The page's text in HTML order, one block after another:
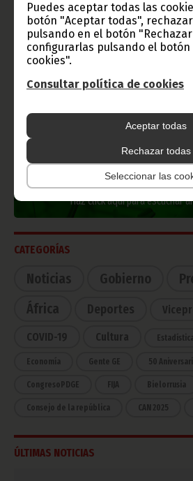
Puedes aceptar todas las
botón "Aceptar todas",
pulsando en el botón
configurarlas pulsando el botón
cookies".
Consultar política de cookies
Aceptar todas
Rechazar todas
Seleccionar las
Información de
Radio Nacional de
Ecuatorial
Haz click aquí para escuchar
CATEGORÍAS
Noticias Gobierno
África
Deportes
COVID-19 Cultura
Economía Gente GE 50
CongresoPDGE FIJA Bielorrusia
Consejo de la república CAN 2025
ÚLTIMAS NOTICIAS